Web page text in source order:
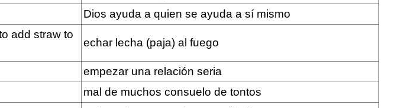
Dios ayuda a quien se ayuda a sí mismo
add straw to
echar lecha (paja) al fuego
empezar una relación seria
mal de muchos consuelo de tontos